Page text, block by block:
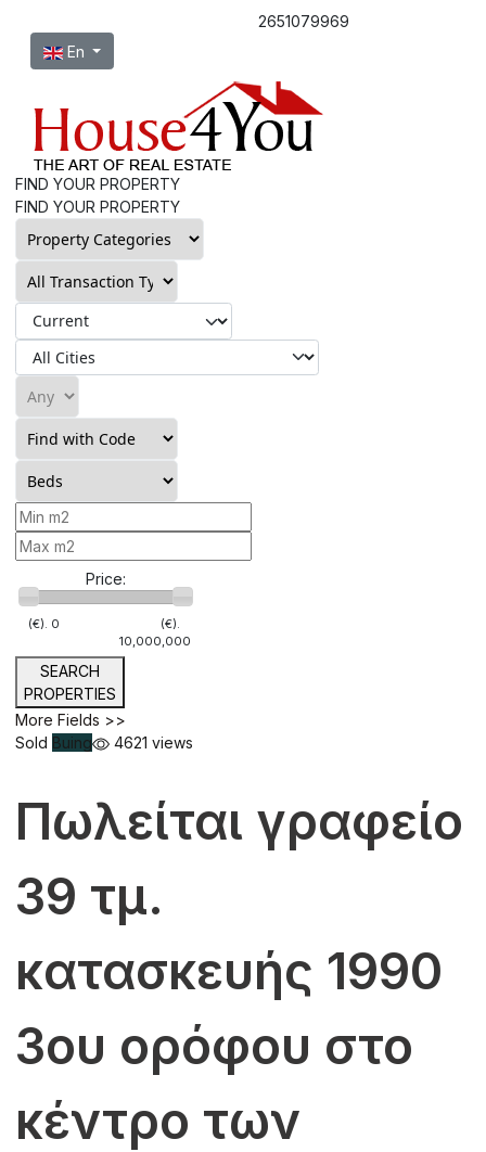
2651079969
Select your language
En
FIND YOUR PROPERTY
FIND YOUR PROPERTY
Price:
(€). 0
(€).
10,000,000
SEARCH
PROPERTIES
More Fields >>
Sold Buing 4621 views
Πωλείται γραφείο
39 τμ.
κατασκευής 1990
3ου ορόφου στο
κέντρο των